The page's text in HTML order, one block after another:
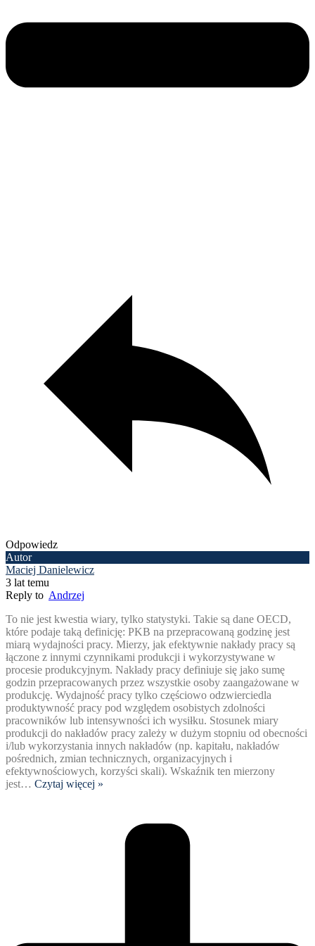
Odpowiedz
Autor
Maciej Danielewicz
3 lat temu
Reply to Andrzej
To nie jest kwestia wiary, tylko statystyki. Takie są dane OECD,
które podaje taką definicję: PKB na przepracowaną godzinę jest
miarą wydajności pracy. Mierzy, jak efektywnie nakłady pracy są
łączone z innymi czynnikami produkcji i wykorzystywane w
procesie produkcyjnym. Nakłady pracy definiuje się jako sumę
godzin przepracowanych przez wszystkie osoby zaangażowane w
produkcję. Wydajność pracy tylko częściowo odzwierciedla
produktywność pracy pod względem osobistych zdolności
pracowników lub intensywności ich wysiłku. Stosunek miary
produkcji do nakładów pracy zależy w dużym stopniu od obecności
i/lub wykorzystania innych nakładów (np. kapitału, nakładów
pośrednich, zmian technicznych, organizacyjnych i
efektywnościowych, korzyści skali). Wskaźnik ten mierzony
jest… Czytaj więcej »